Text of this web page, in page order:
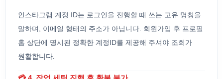
인스타그램 계정 ID는 로그인을 진행할 때 쓰는 고유 명칭을
말하며, 이메일 형태의 주소가 아닙니다. 회원가입 후 프로필
홈 상단에 명시된 정확한 계정ID를 제공해 주셔야 조회가
원활합니다.